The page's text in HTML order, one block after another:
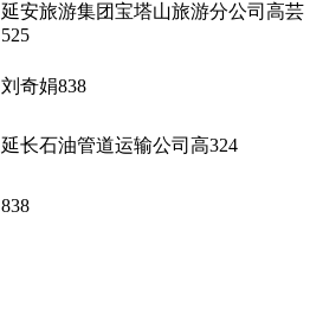
延安旅游集团宝塔山旅游分公司高芸
525
刘奇娟838
延长石油管道运输公司高324
838